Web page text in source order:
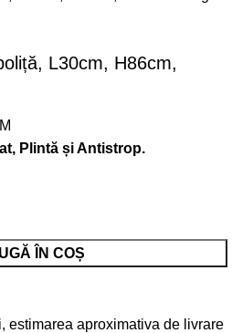
L30cm, H86cm,
Plintă și Antistrop.
ÎN COȘ
estimarea aproximativa de livrare